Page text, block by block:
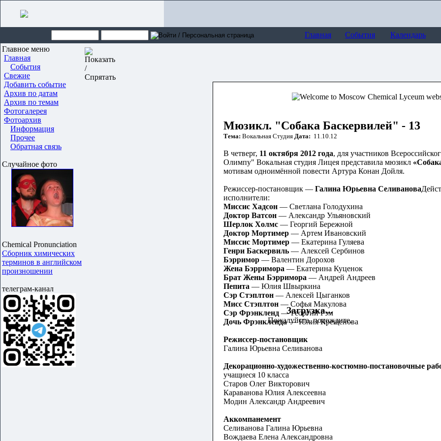
Загрузка...
Пожалуйста, подождите.
Главная События
Календарь
Главное меню
Главная
События
Свежие
Добавить событие
Архив по датам
Архив по темам
Фотогалерея
Фотоархив
Информация
Прочее
Обратная связь
Случайное фото
Chemical Pronunciation
Сборник химических
терминов в английском
произношении
телеграм-канал
Мюзикл. "Собака Баскервилей" - 13
Тема: Вокальная Студия Дата: 11.10.12
В четверг, 11 октября 2012 года, для участников
Олимпу" Вокальная студия Лицея представила мюзикл
мотивам одноимённой повести Артура Конан Дойля.
Режиссер-постановщик — Галина Юрьевна Селиванова
исполнители:
Миссис Хадсон — Светлана Голодухина
Доктор Ватсон — Александр Ульяновский
Шерлок Холмс — Георгий Бережной
Доктор Мортимер — Артем Ивановский
Миссис Мортимер — Екатерина Гуляева
Генри Баскервиль — Алексей Сербинов
Бэрримор — Валентин Дорохов
Жена Бэрримора — Екатерина Куценок
Брат Жены Бэрримора — Андрей Андреев
Пепита — Юлия Швыркина
Сэр Стэплтон — Алексей Цыганков
Мисс Стэплтон — Софья Макулова
Сэр Фрэнкленд — Георгий Рэм
Дочь Фрэнкленда— Юлия Крещенова
Режиссер-постановщик
Галина Юрьевна Селиванова
Декорационно-художественно-костюмно-постановочные
учащиеся 10 класса
Старов Олег Викторович
Караванова Юлия Алексеевна
Модин Александр Андреевич
Аккомпанемент
Селиванова Галина Юрьевна
Вождаева Елена Александровна